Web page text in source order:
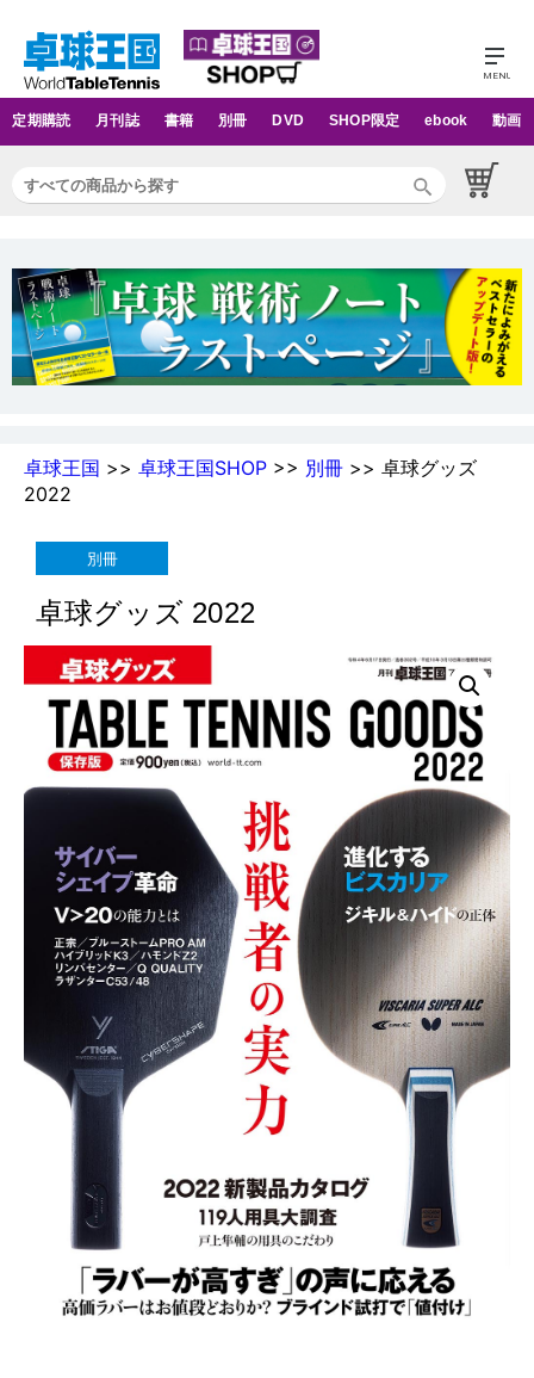
定期購読 月刊誌 書籍 別冊 DVD SHOP限定 ebook 動画
卓球王国 >> 卓球王国SHOP >> 別冊 >> 卓球グッズ
2022
別冊
卓球グッズ 2022